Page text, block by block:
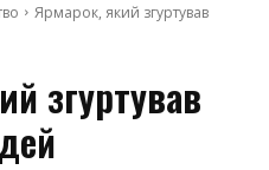
Ярмарок, який згуртував
згуртував